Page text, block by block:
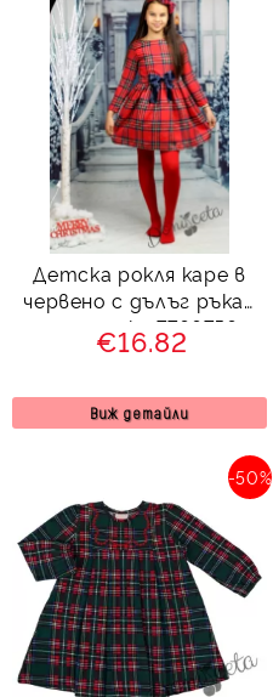
Детска рокля каре в
червено с дълъг ръкав
с панделка 7766756
€16.82
Виж детайли
-50%